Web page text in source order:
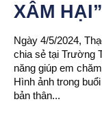
XÂM HẠI”
Ngày 4/5/2024,
chia sẻ tại Trường
năng giúp em
Hình ảnh trong
bản thân...